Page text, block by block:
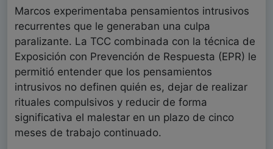
Marcos experimentaba pensamientos intrusivos
recurrentes que le generaban una culpa
paralizante. La TCC combinada con la técnica de
Exposición con Prevención de Respuesta (EPR) le
permitió entender que los pensamientos
intrusivos no definen quién es, dejar de realizar
rituales compulsivos y reducir de forma
significativa el malestar en un plazo de cinco
meses de trabajo continuado.